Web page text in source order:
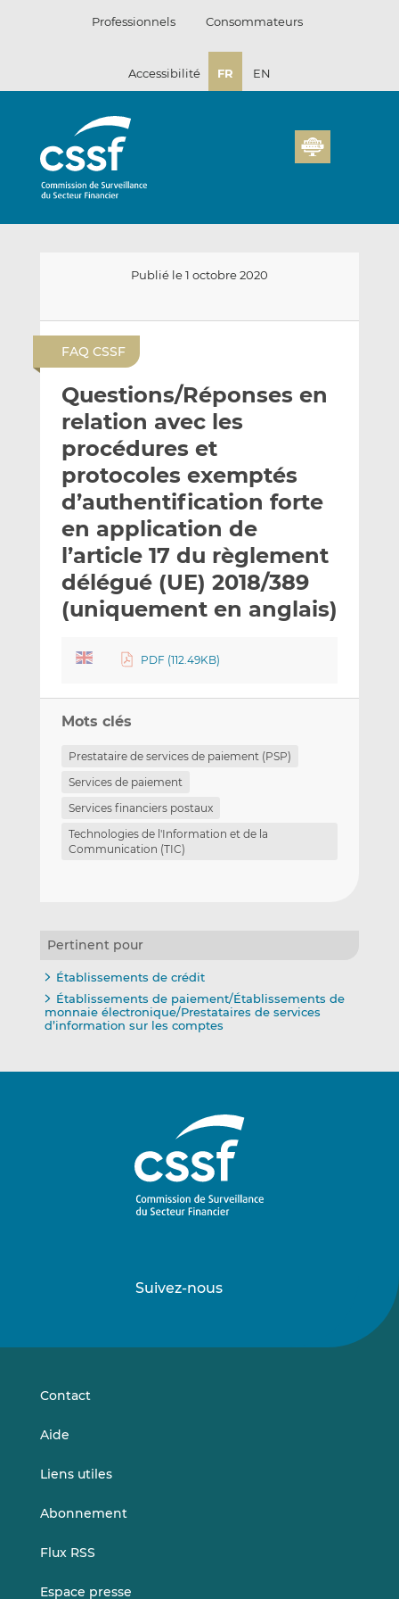
Professionnels Consommateurs
Accessibilité FR EN
Publié le 1 octobre 2020
y
e
r
p
a
r
e
m
a
i
a
g
e
r
s
u
L
i
n
k
e
I
a
g
e
r
s
u
F
a
c
e
b
o
FAQ CSSF
Questions/Réponses en
relation avec les
procédures et
protocoles exemptés
d’authentification forte
en application de
l’article 17 du règlement
délégué (UE) 2018/389
(uniquement en anglais)
PDF (112.49KB)
Mots clés
Prestataire de services de paiement (PSP)
Services de paiement
Services financiers postaux
Technologies de l'Information et de la
Communication (TIC)
Pertinent pour
Établissements de crédit
Établissements de paiement/Établissements de
monnaie électronique/Prestataires de services
d’information sur les comptes
Suivez-nous
sursur
Contact
Aide
Liens utiles
Abonnement
Flux RSS
Espace presse